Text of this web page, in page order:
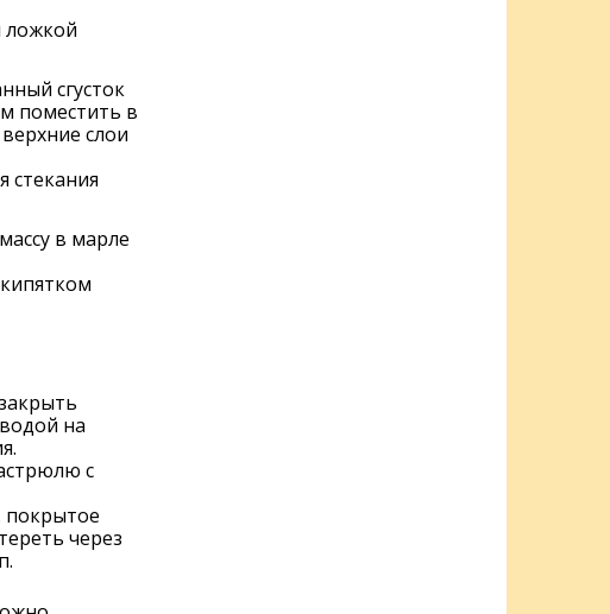
ложкой
сгусток
поместить в
слои
стекания
в марле
на
с
покрытое
через